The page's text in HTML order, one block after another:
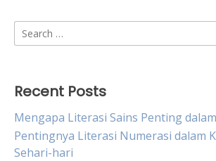
Search
for:
Recent Posts
Mengapa Literasi Sains Penting
Pentingnya Literasi Numerasi dalam
Sehari-hari